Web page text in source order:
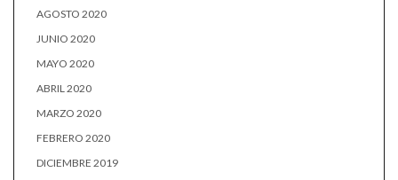
AGOSTO 2020
JUNIO 2020
MAYO 2020
ABRIL 2020
MARZO 2020
FEBRERO 2020
DICIEMBRE 2019